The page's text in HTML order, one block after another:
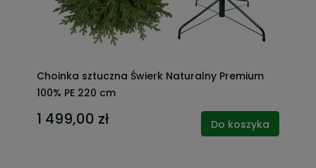
Choinka sztuczna Świerk Naturalny Premium
100% PE 220 cm
1 499,00 zł Do koszyka